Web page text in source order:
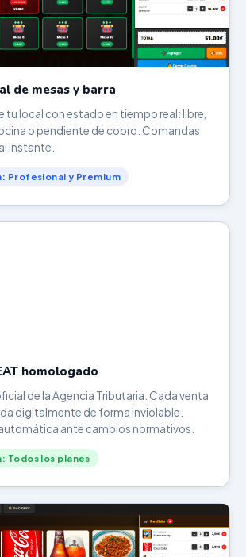
de mesas y barra
tu local con estado en tiempo real: libre,
o pendiente de cobro. Comandas
instante.
Profesional y Premium
homologado
de la Agencia Tributaria. Cada venta
digitalmente de forma inviolable.
ante cambios normativos.
Todos los planes